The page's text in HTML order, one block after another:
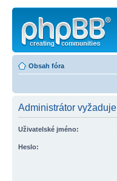
Obsah fóra
Administrátor
Uživatelské jméno:
Heslo: